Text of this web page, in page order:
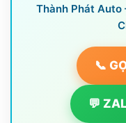
Thành Phát Auto
📞
💬